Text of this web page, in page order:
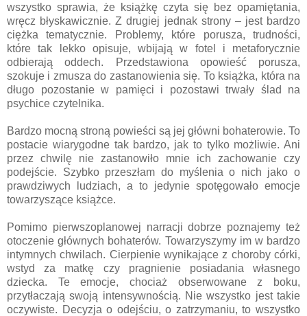
wszystko sprawia, że książkę czyta się bez opamiętania,
wręcz błyskawicznie. Z drugiej jednak strony – jest bardzo
ciężka tematycznie. Problemy, które porusza, trudności,
które tak lekko opisuje, wbijają w fotel i metaforycznie
odbierają oddech. Przedstawiona opowieść porusza,
szokuje i zmusza do zastanowienia się. To książka, która na
długo pozostanie w pamięci i pozostawi trwały ślad na
psychice czytelnika.
Bardzo mocną stroną powieści są jej główni bohaterowie. To
postacie wiarygodne tak bardzo, jak to tylko możliwie. Ani
przez chwilę nie zastanowiło mnie ich zachowanie czy
podejście. Szybko przeszłam do myślenia o nich jako o
prawdziwych ludziach, a to jedynie spotęgowało emocje
towarzyszące książce.
Pomimo pierwszoplanowej narracji dobrze poznajemy też
otoczenie głównych bohaterów. Towarzyszymy im w bardzo
intymnych chwilach. Cierpienie wynikające z choroby córki,
wstyd za matkę czy pragnienie posiadania własnego
dziecka. Te emocje, chociaż obserwowane z boku,
przytłaczają swoją intensywnością. Nie wszystko jest takie
oczywiste. Decyzja o odejściu, o zatrzymaniu, to wszystko